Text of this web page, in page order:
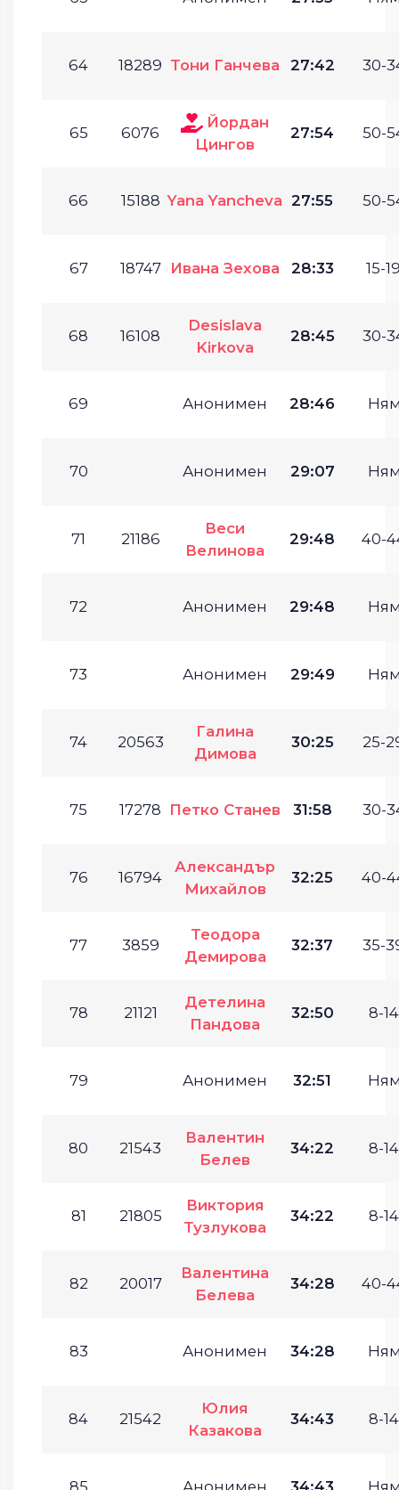
64 18289 Тони Ганчева 27:42 30-
65 6076
Йордан
Цингов
27:54 50-
66 15188 Yana Yancheva 27:55 50-
67 18747 Ивана Зехова 28:33 15-
68 16108
Desislava
Kirkova
28:45 30-
69 Анонимен 28:46
70 Анонимен 29:07
71 21186
Веси
Велинова
29:48 40-
72 Анонимен 29:48
73 Анонимен 29:49
74 20563
Галина
Димова
30:25 25-
75 17278 Петко Станев 31:58 30-
76 16794
Александър
Михайлов
32:25 40-
77 3859
Теодора
Демирова
32:37 35-
78 21121
Детелина
Пандова
32:50 8-
79 Анонимен 32:51
80 21543
Валентин
Белев
34:22 8-
81 21805
Виктория
Тузлукова
34:22 8-
82 20017
Валентина
Белева
34:28 40-
83 Анонимен 34:28
84 21542
Юлия
Казакова
34:43 8-
85 Анонимен 34:43